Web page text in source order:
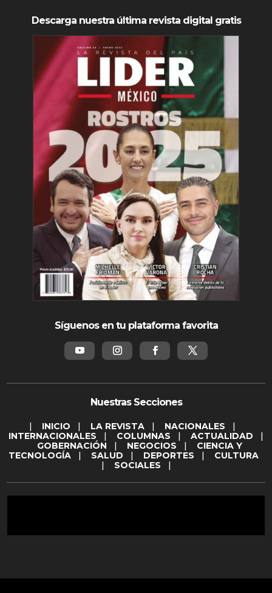
Descarga nuestra última revista digital gratis
Síguenos en tu plataforma favorita
Nuestras Secciones
| INICIO | LA REVISTA | NACIONALES |
INTERNACIONALES | COLUMNAS | ACTUALIDAD |
GOBERNACIÓN | NEGOCIOS | CIENCIA Y
TECNOLOGÍA | SALUD | DEPORTES | CULTURA
| SOCIALES |